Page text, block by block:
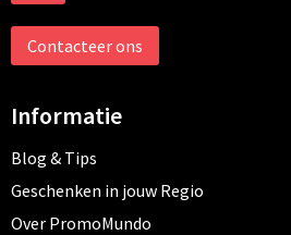
Contacteer ons
Informatie
Blog & Tips
Geschenken in jouw Regio
Over PromoMundo